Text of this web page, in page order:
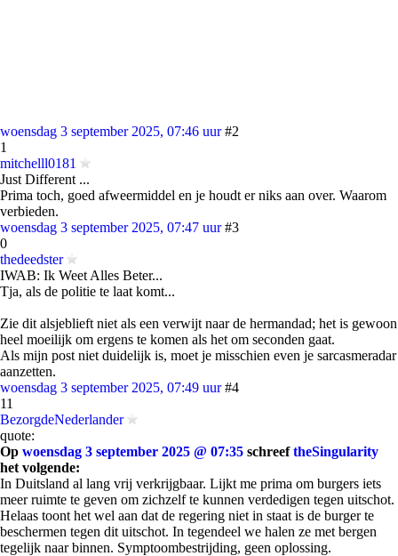
woensdag 3 september 2025, 07:46 uur #2
1
mitchelll0181
Just Different ...
Prima toch, goed afweermiddel en je houdt er niks aan over. Waarom
verbieden.
woensdag 3 september 2025, 07:47 uur #3
0
thedeedster
IWAB: Ik Weet Alles Beter...
Tja, als de politie te laat komt...
Zie dit alsjeblieft niet als een verwijt naar de hermandad; het is gewoon
heel moeilijk om ergens te komen als het om seconden gaat.
Als mijn post niet duidelijk is, moet je misschien even je sarcasmeradar
aanzetten.
woensdag 3 september 2025, 07:49 uur #4
11
BezorgdeNederlander
quote:
Op woensdag 3 september 2025 @ 07:35 schreeftheSingularity
het volgende:
In Duitsland al lang vrij verkrijgbaar. Lijkt me prima om burgers iets
meer ruimte te geven om zichzelf te kunnen verdedigen tegen uitschot.
Helaas toont het wel aan dat de regering niet in staat is de burger te
beschermen tegen dit uitschot. In tegendeel we halen ze met bergen
tegelijk naar binnen. Symptoombestrijding, geen oplossing.